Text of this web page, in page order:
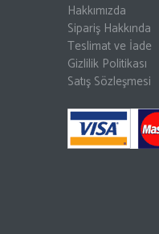
Hakkımızda
Sipariş Hakkında
Teslimat ve İade
Gizlilik Politikası
Satış Sözleşmesi